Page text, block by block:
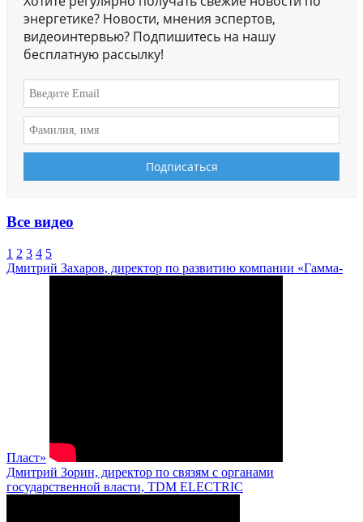
энергетике? Новости, мнения эспертов,
видеоинтервью? Подпишитесь на нашу
бесплатную рассылку!
Все видео
1 2 3 4 5
Дмитрий Захаров, директор по развитию компании «Гамма-
Пласт»
Дмитрий Зорин, директор по связям с органами
государственной власти, TDM ELECTRIC